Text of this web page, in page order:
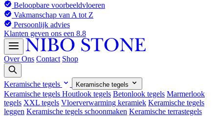
Beloopbare voorbeeldvloeren
Vakmanschap van A tot Z
Persoonlijk advies
Klanten geven ons een 8.8
Over Ons Contact Shop
Keramische tegels Keramische tegels
Keramische tegels Houtlook tegels Betonlook tegels Marmerlook
tegels XXL tegels Vloerverwarming keramiek Keramische tegels
leggen Keramische tegels schoonmaken Keramische terrastegels